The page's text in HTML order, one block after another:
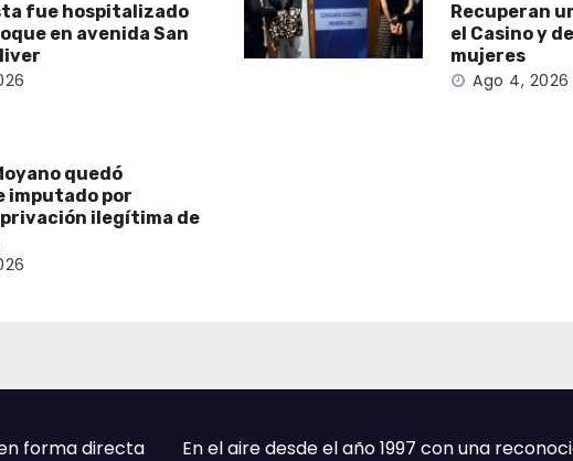
fue hospitalizado
en avenida San
Recuperan
el Casino y
mujeres
Ago 4, 2026
quedó
imputado por
privación ilegítima de
forma directa
En el aire desde el año 1997 con una